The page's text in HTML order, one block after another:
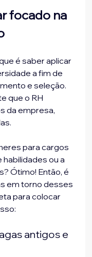
focado na
é saber aplicar
a fim de
e seleção.
que o RH
da empresa,
para cargos
ou a
Ótimo! Então, é
em torno desses
para colocar
antigos e